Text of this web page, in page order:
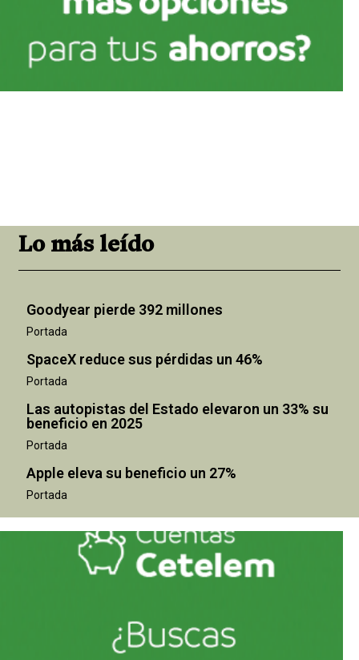
Lo más leído
Goodyear pierde 392 millones
Portada
SpaceX reduce sus pérdidas un 46%
Portada
Las autopistas del Estado elevaron un 33% su
beneficio en 2025
Portada
Apple eleva su beneficio un 27%
Portada